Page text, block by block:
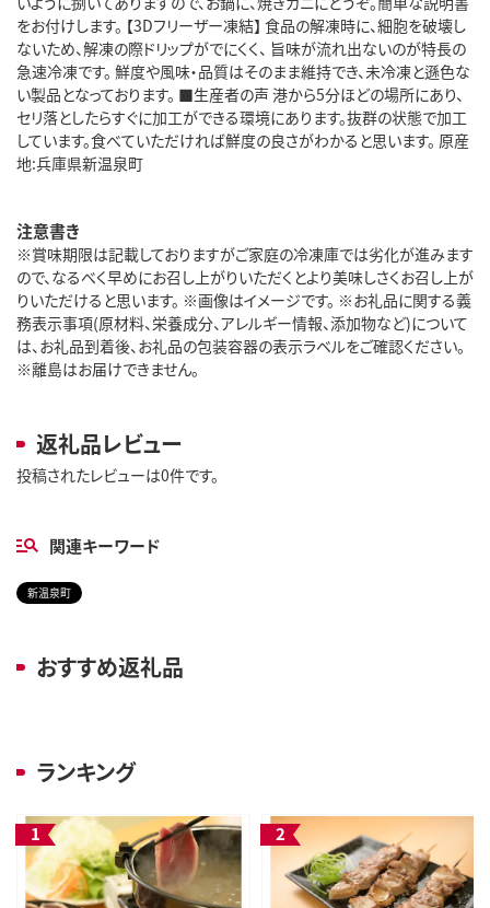
をお付けします。 【3Dフリーザー凍結】 食品の解凍時に、細胞を破壊し
ないため、解凍の際ドリップがでにくく、 旨味が流れ出ないのが特長の
急速冷凍です。 鮮度や風味・品質はそのまま維持でき、未冷凍と遜色な
い製品となっております。 ■生産者の声 港から5分ほどの場所にあり、
セリ落としたらすぐに加工ができる環境にあります。抜群の状態で加工
しています。食べていただければ鮮度の良さがわかると思います。 原産
地:兵庫県新温泉町
注意書き
※賞味期限は記載しておりますがご家庭の冷凍庫では劣化が進みます
ので、なるべく早めにお召し上がりいただくとより美味しさくお召し上が
りいただけると思います。 ※画像はイメージです。 ※お礼品に関する義
務表示事項(原材料、栄養成分、アレルギー情報、添加物など)について
は、お礼品到着後、お礼品の包装容器の表示ラベルをご確認ください。
※離島はお届けできません。
返礼品レビュー
投稿されたレビューは0件です。
関連キーワード
新温泉町
おすすめ返礼品
ランキング